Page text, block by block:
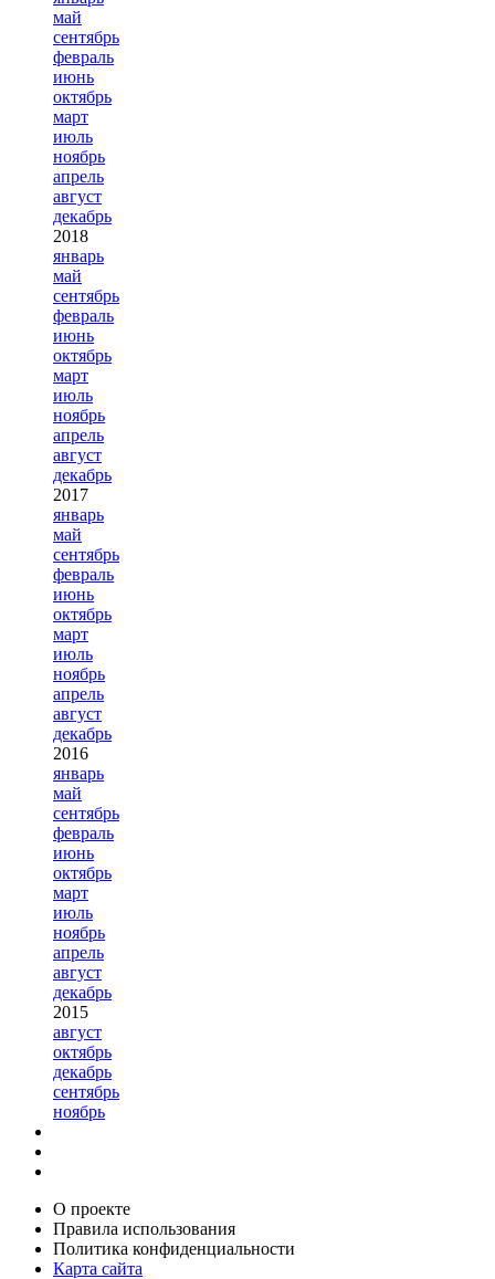
май
сентябрь
февраль
июнь
октябрь
март
июль
ноябрь
апрель
август
декабрь
2018
январь
май
сентябрь
февраль
июнь
октябрь
март
июль
ноябрь
апрель
август
декабрь
2017
январь
май
сентябрь
февраль
июнь
октябрь
март
июль
ноябрь
апрель
август
декабрь
2016
январь
май
сентябрь
февраль
июнь
октябрь
март
июль
ноябрь
апрель
август
декабрь
2015
август
октябрь
декабрь
сентябрь
ноябрь
О проекте
Правила использования
Политика конфиденциальности
Карта сайта